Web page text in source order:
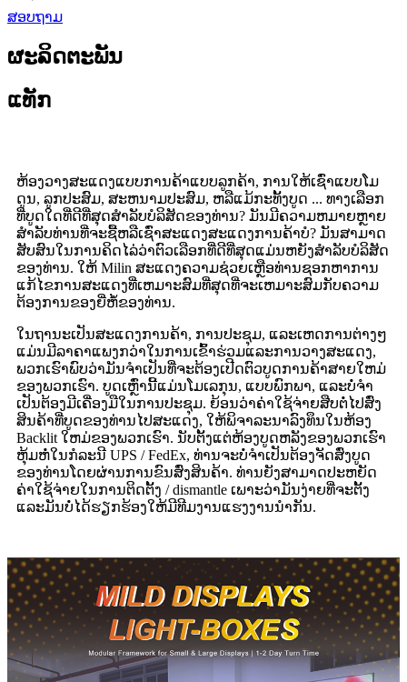
ສອບຖາມ
ຜະລິດຕະພັນ
ແທັກ
ຫ້ອງວາງສະແດງແບບການຄ້າແບບລູກຄ້າ, ການໃຫ້ເຊົ່າແບບໂມ
ດູນ, ລູກປະສົມ, ສະຫນາມປະສົມ, ຫລືແມ້ກະທັ້ງບູດ ... ທາງເລືອກ
ທີ່ບູດໃດທີ່ດີທີ່ສຸດສໍາລັບບໍລິສັດຂອງທ່ານ? ມັນມີຄວາມຫມາຍຫຼາຍ
ສໍາລັບທ່ານທີ່ຈະຊື້ຫລືເຊົ່າສະແດງສະແດງການຄ້າບໍ? ມັນສາມາດ
ສັບສົນໃນການຄິດໄລ່ວ່າຕົວເລືອກທີ່ດີທີ່ສຸດແມ່ນຫຍັງສໍາລັບບໍລິສັດ
ຂອງທ່ານ. ໃຫ້ Milin ສະແດງຄວາມຊ່ວຍເຫຼືອທ່ານຊອກຫາການ
ແກ້ໄຂການສະແດງທີ່ເຫມາະສົມທີ່ສຸດທີ່ຈະເຫມາະສົມກັບຄວາມ
ຕ້ອງການຂອງຍີ່ຫໍ້ຂອງທ່ານ.
ໃນຖານະເປັນສະແດງການຄ້າ, ການປະຊຸມ, ແລະເຫດການຕ່າງໆ
ແມ່ນມີລາຄາແພງກວ່າໃນການເຂົ້າຮ່ວມແລະການວາງສະແດງ,
ພວກເຮົາພົບວ່າມັນຈໍາເປັນທີ່ຈະຕ້ອງເປີດຕົວບູດການຄ້າສາຍໃຫມ່
ຂອງພວກເຮົາ. ບູດເຫຼົ່ານີ້ແມ່ນໂມເລກຸນ, ແບບພົກພາ, ແລະບໍ່ຈໍາ
ເປັນຕ້ອງມີເຄື່ອງມືໃນການປະຊຸມ. ຍ້ອນວ່າຄ່າໃຊ້ຈ່າຍສືບຕໍ່ໄປສົ່ງ
ສິນຄ້າທີ່ບູດຂອງທ່ານໄປສະແດງ, ໃຫ້ພິຈາລະນາລົງທຶນໃນຫ້ອງ
Backlit ໃຫມ່ຂອງພວກເຮົາ. ນັບຕັ້ງແຕ່ຫ້ອງບູດຫລັງຂອງພວກເຮົາ
ຫຸ້ມຫໍ່ໃນກໍລະນີ UPS / FedEx, ທ່ານຈະບໍ່ຈໍາເປັນຕ້ອງຈັດສົ່ງບູດ
ຂອງທ່ານໂດຍຜ່ານການຂົນສົ່ງສິນຄ້າ. ທ່ານຍັງສາມາດປະຫຍັດ
ຄ່າໃຊ້ຈ່າຍໃນການຕິດຕັ້ງ / dismantle ເພາະວ່າມັນງ່າຍທີ່ຈະຕັ້ງ
ແລະມັນບໍ່ໄດ້ຮຽກຮ້ອງໃຫ້ມີທີມງານແຮງງານນໍາກັນ.